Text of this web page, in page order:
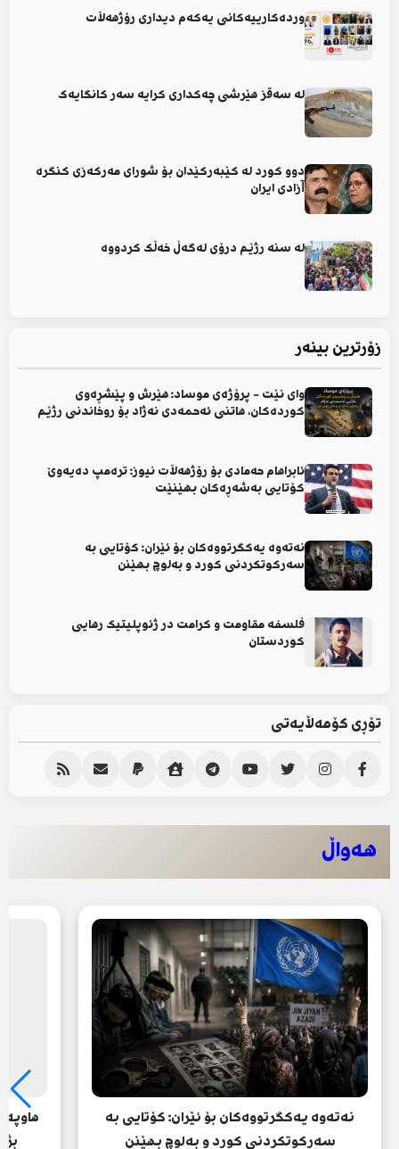
وردەکارییەکانی یەکەم دیداری رۆژهەڵات
لە سەقز هێرشی چەکداری کرایە سەر کانگایەک
دوو کورد لە کێبەرکێدان بۆ شورای مەرکەزی کنگرە
آزادی ایران
لە سنە رژێم درۆی لەگەڵ خەڵک کردووە
تۆڕی کۆمەڵایەتی
زۆرترین بینەر
وای نێت - پرۆژەی موساد: هێرش و پێشڕەوی
کوردەکان، هاتنی ئەحمەدی نەژاد بۆ روخاندنی رژێم
ئابراهام حەمادی بۆ رۆژهەڵات نیوز: ترەمپ دەیەوێ
کۆتایی بەشەڕەکان بهێنێت
نەتەوە یەکگرتووەکان بۆ ئێران: کۆتایی بە
سەرکوتکردنی کورد و بەلوچ بهێنن
فلسفە مقاومت و کرامت در ژئوپلیتیک رهایی
کوردستان
هەواڵ
نەتەوە یەکگرتووەکان بۆ ئێران: کۆتایی بە
سەرکوتکردنی کورد و بەلوچ بهێنن